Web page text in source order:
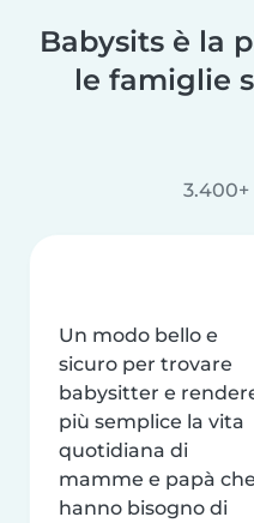
Babysits è la
le famiglie
Un modo bello e
sicuro per trovare
babysitter e
più semplice la vita
quotidiana di
mamme e papà che
hanno bisogno di